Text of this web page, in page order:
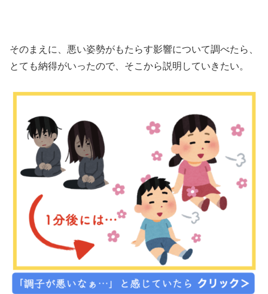
そのまえに、悪い姿勢がもたらす影響について調べたら、
とても納得がいったので、そこから説明していきたい。